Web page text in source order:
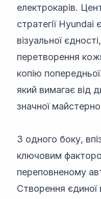
електрокарів.
стратегії Hyundai
візуальної
перетворення
копію
який вимагає від
значної
З одного боку,
ключовим
переповненому
Створення єдиної